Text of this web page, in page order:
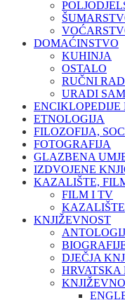
DOMAĆINSTVO
KUHINJA
OSTALO
RUČNI
URADI SAM
ETNOLOGIJA
FILOZOFIJA,
FOTOGRAFIJA
GLAZBENA
IZDVOJENE
KAZALIŠTE,
FILM I TV
KAZALIŠTE
KNJIŽEVNOST
DJEČJA
HRVATSKA